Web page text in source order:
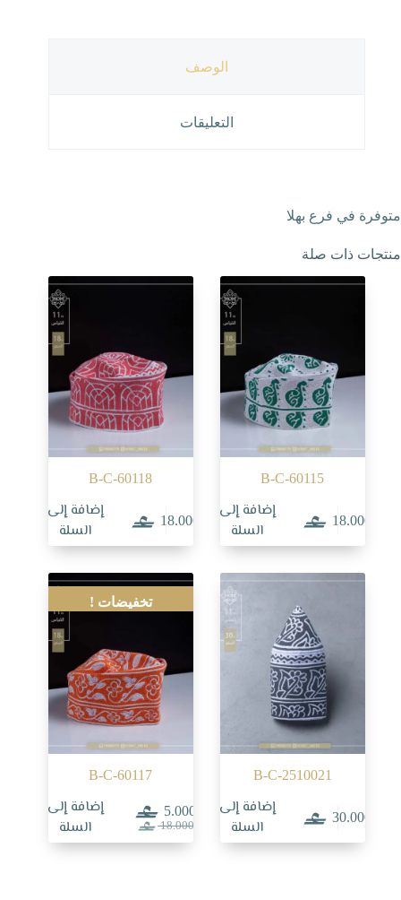
الوصف
التعليقات
متوفرة في فرع بهلا
منتجات ذات صلة
B-C-60115
18.000
إضافة إلى
السلة
B-C-60118
18.000
إضافة إلى
السلة
B-C-2510021
30.000
إضافة إلى
السلة
تخفيضات !
B-C-60117
18.000السعر
الأصلي
5.000
السعر
الحالي
إضافة إلى
السلة